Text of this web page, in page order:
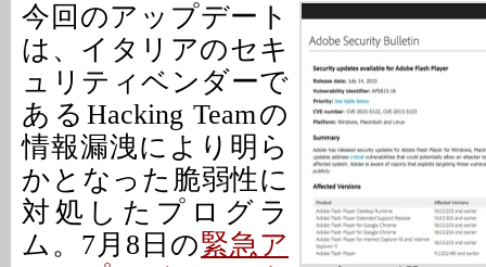
今回のアップデート
は、イタリアのセキ
ュリティベンダーで
あるHacking Teamの
情報漏洩により明ら
かとなった脆弱性に
対処したプログラ
ム。7月8日の緊急ア